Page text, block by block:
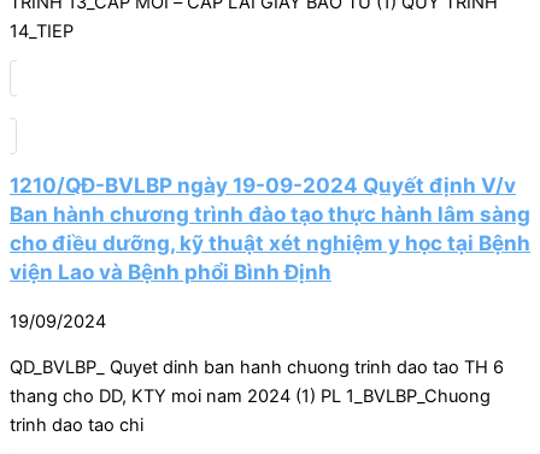
14_TIEP
1210/QĐ-BVLBP ngày 19-09-2024 Quyết định V/v
Ban hành chương trình đào tạo thực hành lâm sàng
cho điều dưỡng, kỹ thuật xét nghiệm y học tại Bệnh
viện Lao và Bệnh phổi Bình Định
19/09/2024
QD_BVLBP_ Quyet dinh ban hanh chuong trinh dao tao TH 6
thang cho DD, KTY moi nam 2024 (1) PL 1_BVLBP_Chuong
trinh dao tao chi